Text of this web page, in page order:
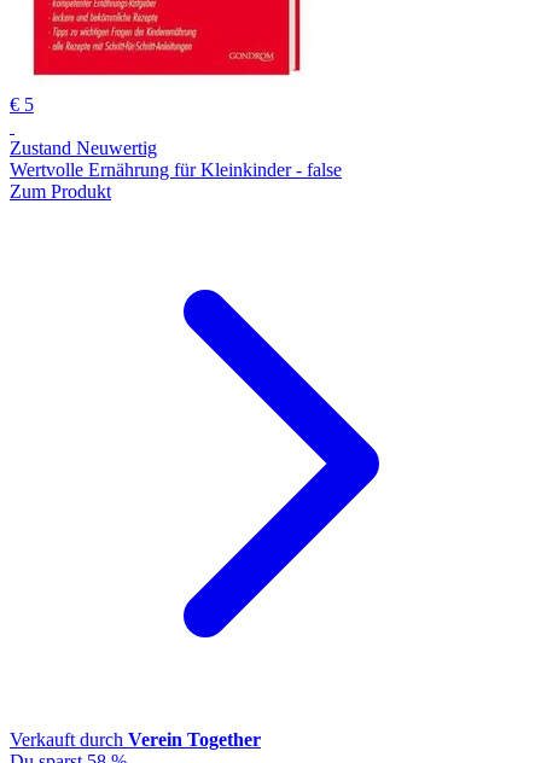
€ 5
Zustand Neuwertig
Wertvolle Ernährung für Kleinkinder - false
Zum Produkt
Verkauft durch Verein Together